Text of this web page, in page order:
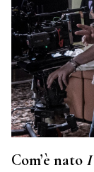
Com’è nato I